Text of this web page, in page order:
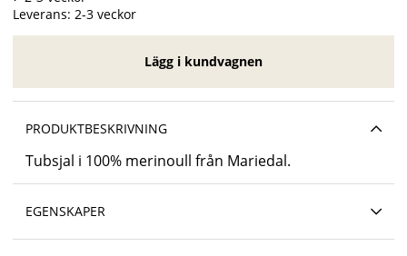
Leverans: 2-3 veckor
Lägg i kundvagnen
PRODUKTBESKRIVNING
Tubsjal i 100% merinoull från Mariedal.
EGENSKAPER